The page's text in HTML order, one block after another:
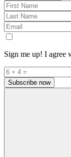
Sign me up! I agree
Subscribe now